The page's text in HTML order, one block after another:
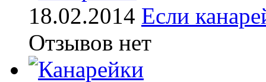
18.02.2014 Если
Отзывов нет